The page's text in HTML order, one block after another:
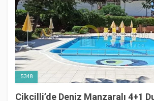
5348
Cikcilli’de Deniz Manzaralı 4+1